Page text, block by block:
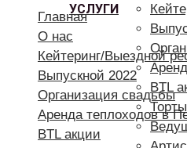
УСЛУГИ
BTL
Главная
О нас
Кейтеринг/Выездной
Выпускной 2022
Организация свадьбы
Аренда теплоходов в
BTL акции